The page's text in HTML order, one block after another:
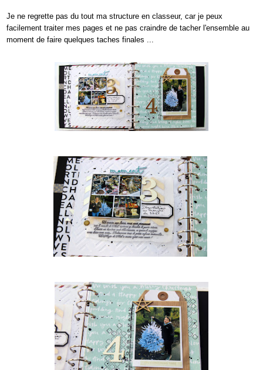
Je ne regrette pas du tout ma structure en classeur, carje peux
facilement traiter mes pages et ne pas craindre de tacher l'ensemble au
moment de faire quelques taches finales ...